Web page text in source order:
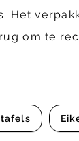
Het
om te